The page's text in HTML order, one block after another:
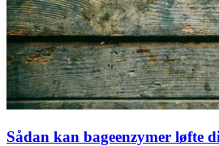
Sådan kan bageenzymer løfte